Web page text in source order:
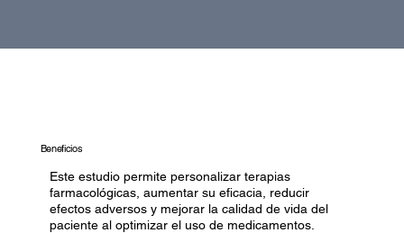
Beneficios
Este estudio permite personalizar terapias
farmacológicas, aumentar su eficacia, reducir
efectos adversos y mejorar la calidad de vida del
paciente al optimizar el uso de medicamentos.